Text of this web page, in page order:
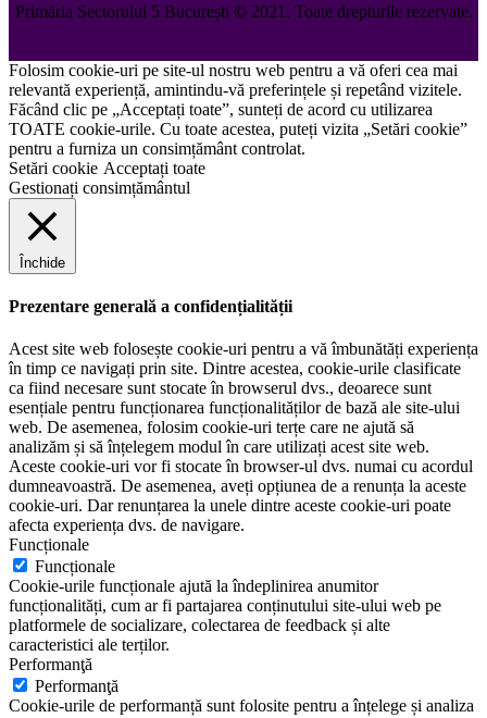
Primăria Sectorului 5 București ©️2021. Toate drepturile rezervate.
Folosim cookie-uri pe site-ul nostru web pentru a vă oferi cea mai
relevantă experiență, amintindu-vă preferințele și repetând vizitele.
Făcând clic pe „Acceptați toate”, sunteți de acord cu utilizarea
TOATE cookie-urile. Cu toate acestea, puteți vizita „Setări cookie”
pentru a furniza un consimțământ controlat.
Setări cookie Acceptați toate
Gestionați consimțământul
Închide
Prezentare generală a confidențialității
Acest site web folosește cookie-uri pentru a vă îmbunătăți experiența
în timp ce navigați prin site. Dintre acestea, cookie-urile clasificate
ca fiind necesare sunt stocate în browserul dvs., deoarece sunt
esențiale pentru funcționarea funcționalităților de bază ale site-ului
web. De asemenea, folosim cookie-uri terțe care ne ajută să
analizăm și să înțelegem modul în care utilizați acest site web.
Aceste cookie-uri vor fi stocate în browser-ul dvs. numai cu acordul
dumneavoastră. De asemenea, aveți opțiunea de a renunța la aceste
cookie-uri. Dar renunțarea la unele dintre aceste cookie-uri poate
afecta experiența dvs. de navigare.
Funcționale
Funcționale
Cookie-urile funcționale ajută la îndeplinirea anumitor
funcționalități, cum ar fi partajarea conținutului site-ului web pe
platformele de socializare, colectarea de feedback și alte
caracteristici ale terților.
Performanţă
Performanţă
Cookie-urile de performanță sunt folosite pentru a înțelege și analiza